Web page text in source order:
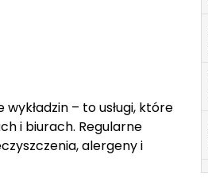
– to usługi, które
i biurach. Regularne
alergeny i